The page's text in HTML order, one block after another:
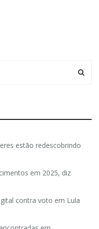
estão redescobrindo
em 2025, diz
contra voto em Lula